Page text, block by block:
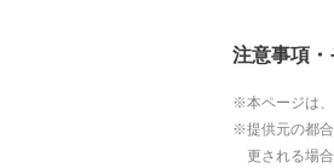
注意事項・
本ページは
提供元の都
更される場